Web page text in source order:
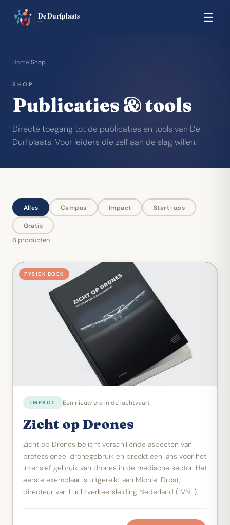
☰
Home›Shop
SHOP
Publicaties &tools
Directe toegang tot de publicaties en tools van De
Durfplaats. Voor leiders die zelf aan de slag willen.
Alles Campus Impact Start-ups
Gratis
6 producten
FYSIEK BOEK
IMPACT Een nieuw era in de luchtvaart
Zicht op Drones
Zicht op Drones belicht verschillende aspecten van
professioneel dronegebruik en breekt een lans voor het
intensief gebruik van drones in de medische sector. Het
eerste exemplaar is uitgereikt aan Michiel Drost,
directeur van Luchtverkeersleiding Nederland (LVNL).